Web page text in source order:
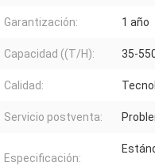
Garantización: 1 año
Capacidad ((T/H): 35-
Calidad:
Servicio postventa:
Especificación: